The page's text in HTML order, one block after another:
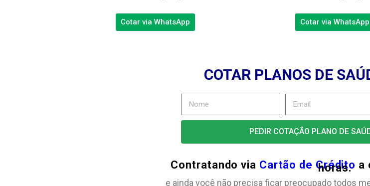
Cotar via WhatsApp Cotar via WhatsApp
COTAR PLANOS DE
PEDIR COTAÇÃO PLANO DE
Contratando via Cartão de Crédito a
horas.
e ainda você não precisa ficar preocupado todos